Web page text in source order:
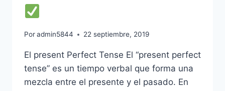
Poradmin5844 22 septiembre, 2019
El present Perfect Tense El “present perfect
tense” es un tiempo verbal que forma una
mezcla entre el presente y el pasado. En